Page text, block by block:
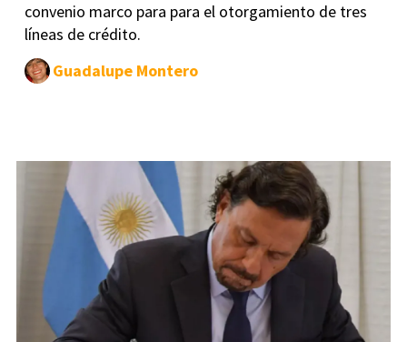
convenio marco para para el otorgamiento de tres
líneas de crédito.
Guadalupe Montero